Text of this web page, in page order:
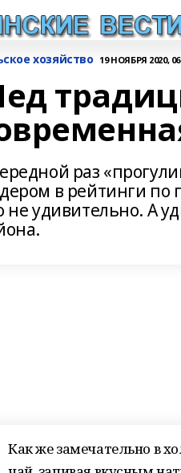
хозяйство 19 НОЯБРЯ 2020,
раз
в рейтинги по
не удивительно. А
Как же замечательно в